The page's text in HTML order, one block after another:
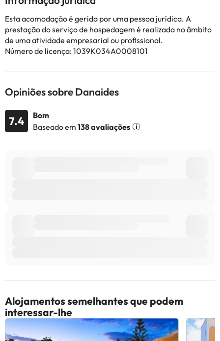
Alguns dos serviços listados podem ser extras que devem ser
pagos no hotel. Você pode verificar suas taxas uma vez lá. Esta
informação está sujeita a alterações pelo alojamento.
Todas as informações desta página estão sujeitas a alterações
Esta acomodação é gerida por uma pessoa jurídica. A
prestação do serviço de hospedagem é realizada no âmbito
de uma atividade empresarial ou profissional.
Número de licença: 1039K034A0008101
Opiniões sobre Danaides
7.4
Bom
Baseado em 138 avaliações
Alojamentos semelhantes que podem
interessar-lhe